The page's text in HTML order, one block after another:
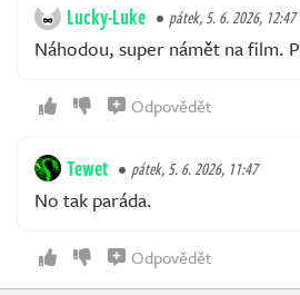
Lucky-Luke pátek, 5. 6. 2026, 12:47
Náhodou, super námět na film.
Odpovědět
Tewet pátek, 5. 6. 2026, 11:47
No tak paráda.
Odpovědět